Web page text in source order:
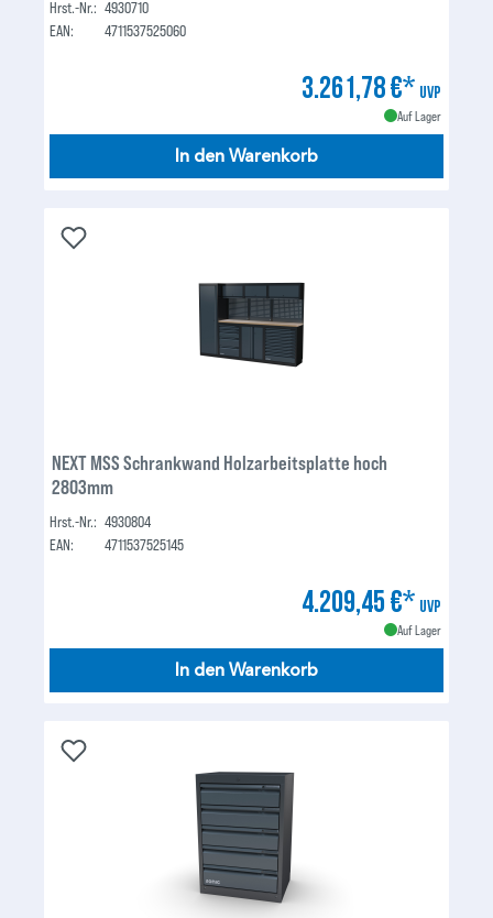
Hrst.-Nr.: 4930710
EAN:
4711537525060
3.261,78 €* UVP
Auf Lager
In den Warenkorb
NEXT MSS Schrankwand Holzarbeitsplatte hoch
2803mm
Hrst.-Nr.: 4930804
EAN:
4711537525145
4.209,45 €* UVP
Auf Lager
In den Warenkorb